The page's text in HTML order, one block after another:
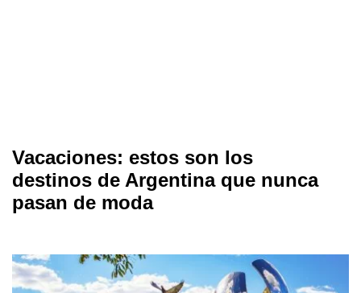
Vacaciones: estos son los
destinos de Argentina que nunca
pasan de moda